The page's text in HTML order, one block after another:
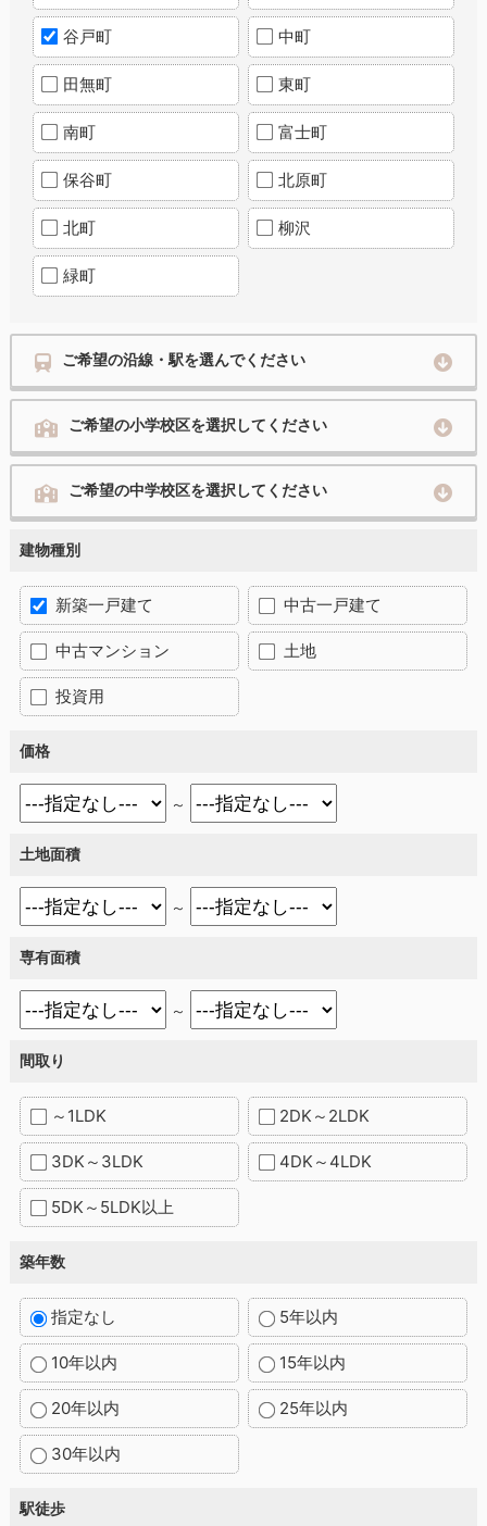
谷戸町 中町
田無町 東町
南町 富士町
保谷町 北原町
北町 柳沢
緑町
ご希望の沿線・駅を選んでください
ご希望の小学校区を選択してください
ご希望の中学校区を選択してください
建物種別
新築一戸建て 中古一戸建て
中古マンション 土地
投資用
価格
～
土地面積
～
専有面積
～
間取り
～1LDK 2DK～2LDK
3DK～3LDK 4DK～4LDK
5DK～5LDK以上
築年数
指定なし 5年以内
10年以内 15年以内
20年以内 25年以内
30年以内
駅徒歩